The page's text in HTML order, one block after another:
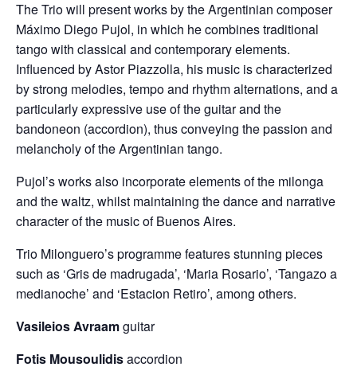
The Trio will present works by the Argentinian composer
Máximo Diego Pujol, in which he combines traditional
tango with classical and contemporary elements.
Influenced by Astor Piazzolla, his music is characterized
by strong melodies, tempo and rhythm alternations, and a
particularly expressive use of the guitar and the
bandoneon (accordion), thus conveying the passion and
melancholy of the Argentinian tango.
Pujol’s works also incorporate elements of the milonga
and the waltz, whilst maintaining the dance and narrative
character of the music of Buenos Aires.
Trio Milonguero’s programme features stunning pieces
such as ‘Gris de madrugada’, ‘Maria Rosario’, ‘Tangazo a
medianoche’ and ‘Estacion Retiro’, among others.
Vasileios Avraamguitar
Fotis Mousoulidisaccordion